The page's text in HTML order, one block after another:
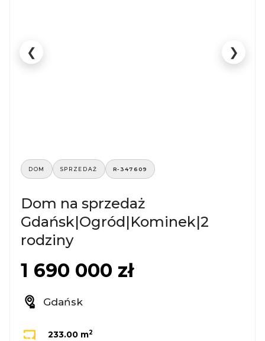
❮ ❯
DOM SPRZEDAŻ R-347609
Dom na sprzedaż
Gdańsk|Ogród|Kominek|2
rodziny
1 690 000 zł
Gdańsk
233.00 m2